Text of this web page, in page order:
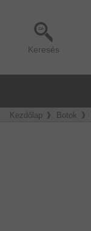
Keresés
Kezdőlap Botok